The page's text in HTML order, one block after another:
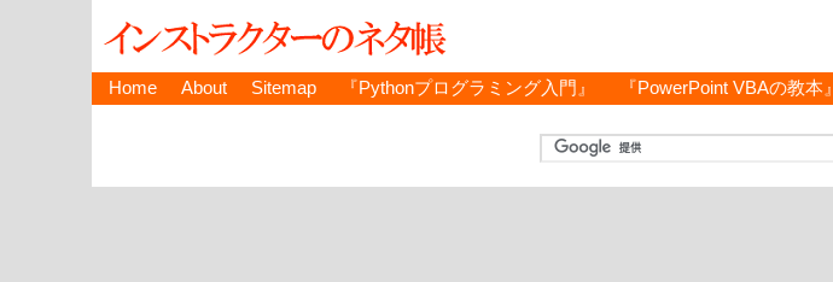
Home About Sitemap 『Pythonプログラミング入門』 『PowerPoint VBAの教本』